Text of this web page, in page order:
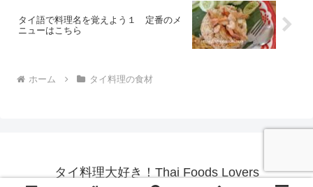
タイ語で料理名を覚えよう１ 定番のメ
ニューはこちら
ホーム タイ料理の食材
タイ料理大好き！Thai Foods Lovers